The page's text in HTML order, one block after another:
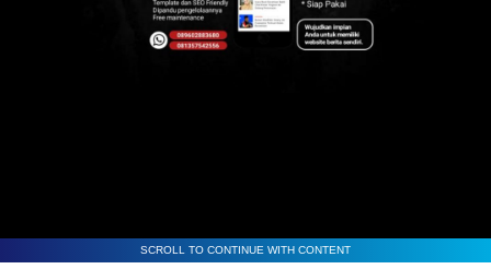
SCROLL TO CONTINUE WITH CONTENT